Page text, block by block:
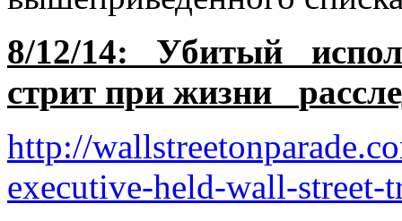
8/12/14: Убитый
стрит при жизни
http://wallstreetonparade.
executive-held-wall-street-